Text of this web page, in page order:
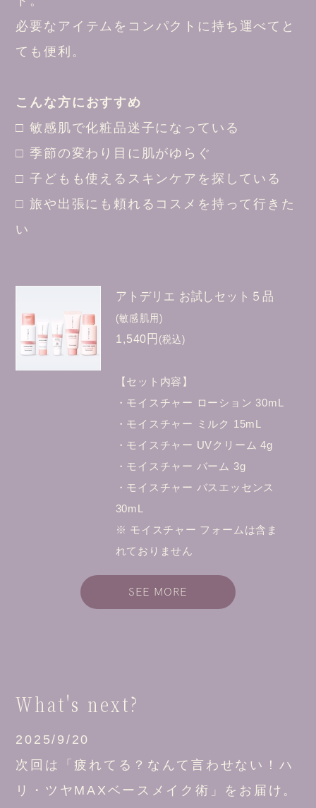
必要なアイテムをコンパクトに持ち運べてと
ても便利。
こんな方におすすめ
□ 敏感肌で化粧品迷子になっている
□ 季節の変わり目に肌がゆらぐ
□ 子どもも使えるスキンケアを探している
□ 旅や出張にも頼れるコスメを持って行きた
い
アトデリエ お試しセット５品
(敏感肌用)
1,540円 (税込)
【セット内容】
・モイスチャー ローション 30mL
・モイスチャー ミルク 15mL
・モイスチャー UVクリーム 4g
・モイスチャー バーム 3g
・モイスチャー バスエッセンス
30mL
※ モイスチャー フォームは含ま
れておりません
SEE MORE
What's next?
2025/9/20
次回は「疲れてる？なんて言わせない！ハ
リ・ツヤMAXベースメイク術」をお届け。